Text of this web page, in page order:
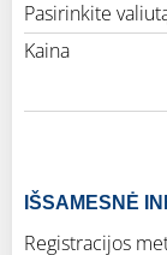
Pasirinkite
Kaina
IŠSAMESNĖ
Registracijos